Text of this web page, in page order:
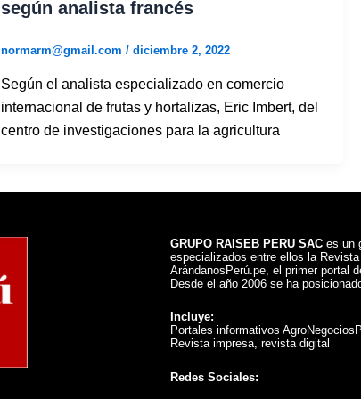
según analista francés
normarm@gmail.com / diciembre 2, 2022
Según el analista especializado en comercio
internacional de frutas y hortalizas, Eric Imbert, del
centro de investigaciones para la agricultura
GRUPO RAISEB PERU SAC es un
especializados entre ellos la
ArándanosPerú.pe, el primer portal
Desde el año 2006 se ha
Incluye:
Portales informativos
Revista impresa, revista digital
Redes Sociales: